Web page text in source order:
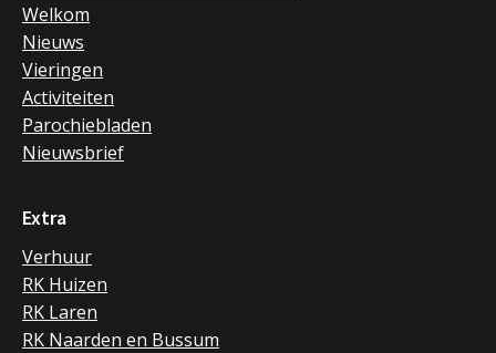
Welkom
Nieuws
Vieringen
Activiteiten
Parochiebladen
Nieuwsbrief
Extra
Verhuur
RK Huizen
RK Laren
RK Naarden en Bussum